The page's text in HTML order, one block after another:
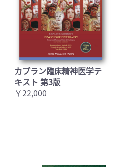
カプラン臨床精神医学テ
キスト 第3版
￥22,000